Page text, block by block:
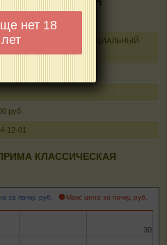
нет 18
летКЛАССИЧЕСКАЯ СПЕЦИАЛЬНЫЙ
руб
12-01
ПРИМА КЛАССИЧЕСКАЯ
за пачку, руб. Макс цена за пачку, руб.
30
30